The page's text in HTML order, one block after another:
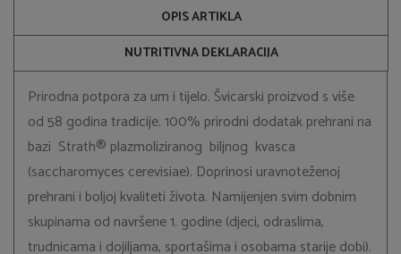
OPIS ARTIKLA
NUTRITIVNA DEKLARACIJA
Prirodna potpora za um i tijelo. Švicarski proizvod s više
od 58 godina tradicije. 100% prirodni dodatak prehrani na
bazi Strath® plazmoliziranog biljnog kvasca
(saccharomyces cerevisiae). Doprinosi uravnoteženoj
prehrani i boljoj kvaliteti života. Namijenjen svim dobnim
skupinama od navršene 1. godine (djeci, odraslima,
trudnicama i dojiljama, sportašima i osobama starije dobi).